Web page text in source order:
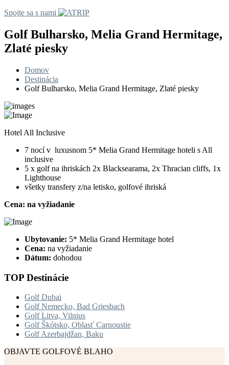
Spojte sa s nami
Golf Bulharsko, Melia Grand Hermitage,
Zlaté piesky
Domov
Destinácia
Golf Bulharsko, Melia Grand Hermitage, Zlaté piesky
Hotel All Inclusive
7 nocí v luxusnom 5* Melia Grand Hermitage hoteli s All
inclusive
5 x golf na ihriskách 2x Blacksearama, 2x Thracian cliffs, 1x
Lighthouse
všetky transfery z/na letisko, golfové ihriská
Cena: na vyžiadanie
Ubytovanie: 5* Melia Grand Hermitage hotel
Cena: na vyžiadanie
Dátum: dohodou
TOP Destinácie
Golf Dubai
Golf Nemecko, Bad Griesbach
Golf Litva, Vilnius
Golf Škótsko, Oblasť Carnoustie
Golf Azerbajdžan, Baku
OBJAVTE GOLFOVÉ BLAHO